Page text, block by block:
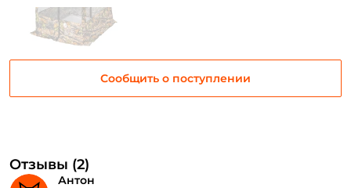
Сообщить о поступлении
Отзывы (2)
Антон
У меня уже есть аккаунт